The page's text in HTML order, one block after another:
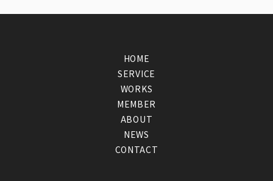
HOME
SERVICE
WORKS
MEMBER
ABOUT
NEWS
CONTACT